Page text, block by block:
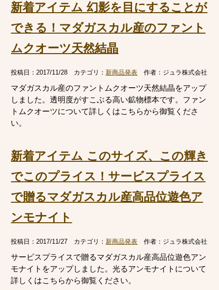
新着アイテム 幻影を目にすることが
できる！マダガスカル産のファント
ムクオーツ天然結晶
投稿日：2017/11/28 カテゴリ： 新商品発表 作者： ジュラ株式会社
マダガスカル産のファントムクオーツ天然結晶をアップ
しました。透明度がすこぶる高い鉱物標本です。ファン
トムクオーツについて詳しくはこちらから御覧くださ
い。
新着アイテム このサイズ、この輝き
でこのプライス！サービスプライス
で贈るマダガスカル産高品位遊色ア
ンモナイト
投稿日：2017/11/27 カテゴリ： 新商品発表 作者： ジュラ株式会社
サービスプライスで贈るマダガスカル産高品位遊色アン
モナイトをアップしました。光るアンモナイトについて
詳しくはこちらから御覧ください。